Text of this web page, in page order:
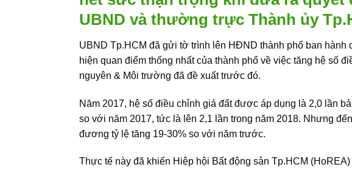
UBND và thường trực Thành ủy
UBND Tp.HCM đã gửi tờ trình lên HĐND thành phố ban hành
hiện quan điểm thống nhất của thành phố về việc tăng hệ số
nguyên & Môi trường đã đề xuất trước đó.
Năm 2017, hệ số điều chỉnh giá đất được áp dụng là 2,0 lần
so với năm 2017, tức là lên 2,1 lần trong năm 2018. Nhưng
đương tỷ lệ tăng 19-30% so với năm trước.
Thực tế này đã khiến Hiệp hội Bất động sản Tp.HCM